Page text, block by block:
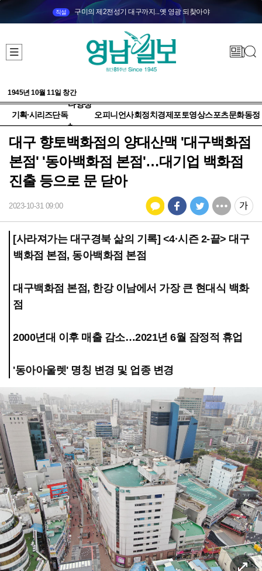
직설 구미의 제2전성기 대구까지...옛 영광 되찾아야
1945년 10월 11일 창간
기획·시리즈단독
다양성
+
오피니언사회정치 경제 포토영상스포츠문화동정
대구 향토백화점의 양대산맥 '대구백화점
본점' '동아백화점 본점'…대기업 백화점
진출 등으로 문 닫아
2023-10-31 09:00
[사라져가는 대구경북 삶의 기록] <4·시즌 2-끝> 대구
백화점 본점, 동아백화점 본점
대구백화점 본점, 한강 이남에서 가장 큰 현대식 백화
점
2000년대 이후 매출 감소…2021년 6월 잠정적 휴업
'동아아울렛' 명칭 변경 및 업종 변경